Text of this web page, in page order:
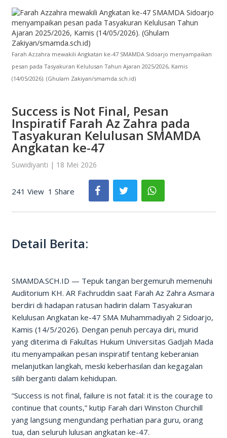
Farah Azzahra mewakili Angkatan ke-47 SMAMDA Sidoarjo menyampaikan
pesan pada Tasyakuran Kelulusan Tahun Ajaran 2025/2026, Kamis
(14/05/2026). (Ghulam Zakiyan/smamda.sch.id)
Success is Not Final, Pesan
Inspiratif Farah Az Zahra pada
Tasyakuran Kelulusan SMAMDA
Angkatan ke-47
Suwidiyanti | 18 Mei 2026
241 View 1 Share
Detail Berita:
SMAMDA.SCH.ID — Tepuk tangan bergemuruh memenuhi
Auditorium KH. AR Fachruddin saat Farah Az Zahra Asmara
berdiri di hadapan ratusan hadirin dalam Tasyakuran
Kelulusan Angkatan ke-47 SMA Muhammadiyah 2 Sidoarjo,
Kamis (14/5/2026). Dengan penuh percaya diri, murid
yang diterima di Fakultas Hukum Universitas Gadjah Mada
itu menyampaikan pesan inspiratif tentang keberanian
melanjutkan langkah, meski keberhasilan dan kegagalan
silih berganti dalam kehidupan.
“Success is not final, failure is not fatal: it is the courage to
continue that counts,” kutip Farah dari Winston Churchill
yang langsung mengundang perhatian para guru, orang
tua, dan seluruh lulusan angkatan ke-47.